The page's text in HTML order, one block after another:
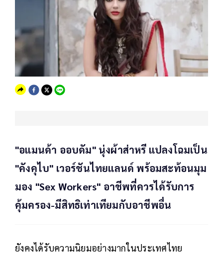
"อแมนด้า ออบดัม" นุ่งผ้าส่าหรี แปลงโฉมเป็น
"คังคุไบ" เวอร์ชันไทยแลนด์ พร้อมสะท้อนมุม
มอง "Sex Workers" อาชีพที่ควรได้รับการ
คุ้มครอง-มีสิทธิเท่าเทียมกับอาชีพอื่น
ยังคงได้รับความนิยมอย่างมากในประเทศไทย